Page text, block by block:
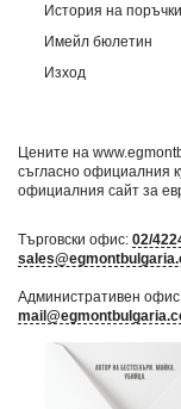
История на
Имейл бюлетин
Изход
Цените на
съгласно официалния
официалния сайт за
Търговски офис: 02/
Административен